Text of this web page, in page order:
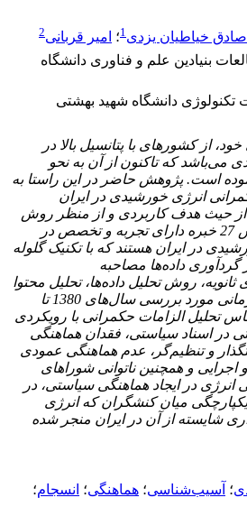
خیاطیان یزدی1؛ امیر قربانی2
بنیادین علم و فناوری دانشگاه
دانشگاه شهید بهشتی
از کشورهای با پتانسیل بالا در
می‌باشد که تاکنون از آن به نحو
است. پژوهش حاضر در این راستا به
انرژی خورشیدی در ایران
حیث هدف کاربردی و از منظر روش
کیفی است. جامعه پژوهش 27 خبره دارای تجربه و تخصص در
در ایران هستند که با تکنیک گلوله
گردآوری داده‌ها مصاحبه
ثانویه، روش تحلیل داده‌ها، تحلیل محتوا
و کدگذاری است. قلمرو زمانی مورد بررسی سال‌های 1380 تا
بر اساس تحلیل الزامات حکمرانی با رویکردی
در اسناد سیاستی، فقدان هماهنگی
و تنظیم‌گر، عدم هماهنگی عمودی
اجرایی و همچنین ناتوانی شوراهای
در ایجاد هماهنگی سیاستی، در
میان کنشگران که انرژی
شایسته از آن در ایران منجر شده
؛ آسیب‌شناسی؛ هماهنگی؛ انسجام؛